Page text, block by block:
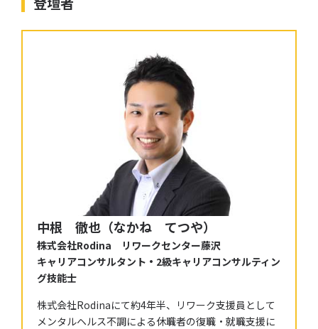
中根 徹也（なかね てつや）
株式会社Rodina リワークセンター藤沢
キャリアコンサルタント・2級キャリアコンサルティン
グ技能士
株式会社Rodinaにて約4年半、リワーク支援員として
メンタルヘルス不調による休職者の復職・就職支援に